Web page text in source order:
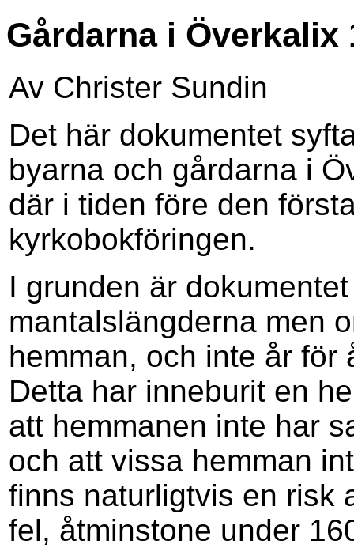
Gårdarna i Överkalix
Av Christer Sundin
Det här dokumentet
byarna och gårdarna i
där i tiden före den
kyrkobokföringen.
I grunden är
mantalslängderna men
hemman, och inte år för
Detta har inneburit en
att hemmanen inte har
och att vissa hemman
finns naturligtvis en risk
fel, åtminstone under